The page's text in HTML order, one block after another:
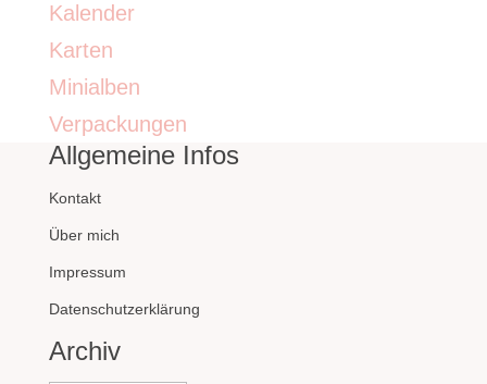
Kalender
Karten
Minialben
Verpackungen
Allgemeine Infos
Kontakt
Über mich
Impressum
Datenschutzerklärung
Archiv